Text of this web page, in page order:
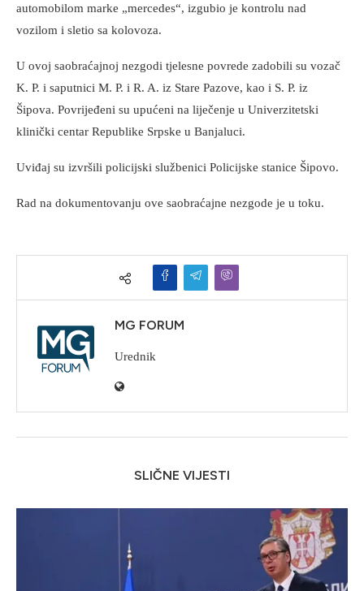
automobilom marke „mercedes“, izgubio je kontrolu nad
vozilom i sletio sa kolovoza.
U ovoj saobraćajnoj nezgodi tjelesne povrede zadobili su vozač
K. P. i saputnici M. P. i R. A. iz Stare Pazove, kao i S. P. iz
Šipova. Povrijeđeni su upućeni na liječenje u Univerzitetski
klinički centar Republike Srpske u Banjaluci.
Uviđaj su izvršili policijski službenici Policijske stanice Šipovo.
Rad na dokumentovanju ove saobraćajne nezgode je u toku.
MG FORUM
Urednik
SLIČNE VIJESTI